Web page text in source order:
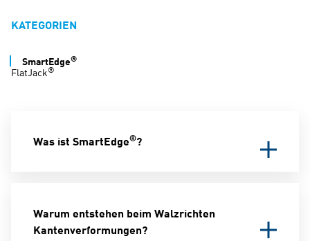
KATEGORIEN
SmartEdge®
FlatJack®
Was ist SmartEdge®?
kommen. SmartEdge® sorgt dafür, dass diese
reduziert oder vollständig vermieden
Warum entstehen beim Walzrichten
Kantenverformungen?